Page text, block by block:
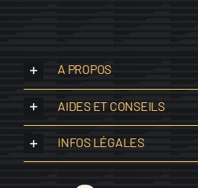
A PROPOS
AIDES ET CONSEILS
INFOS LÉGALES